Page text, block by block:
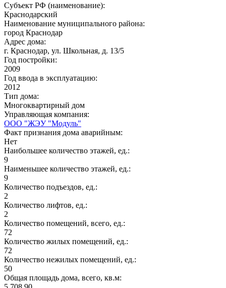
Субъект РФ (наименование):
Краснодарский
Наименование муниципального района:
город Краснодар
Адрес дома:
г. Краснодар, ул. Школьная, д. 13/5
Год постройки:
2009
Год ввода в эксплуатацию:
2012
Тип дома:
Многоквартирный дом
Управляющая компания:
ООО "ЖЭУ "Модуль"
Факт признания дома аварийным:
Нет
Наибольшее количество этажей, ед.:
9
Наименьшее количество этажей, ед.:
9
Количество подъездов, ед.:
2
Количество лифтов, ед.:
2
Количество помещений, всего, ед.:
72
Количество жилых помещений, ед.:
72
Количество нежилых помещений, ед.:
50
Общая площадь дома, всего, кв.м: